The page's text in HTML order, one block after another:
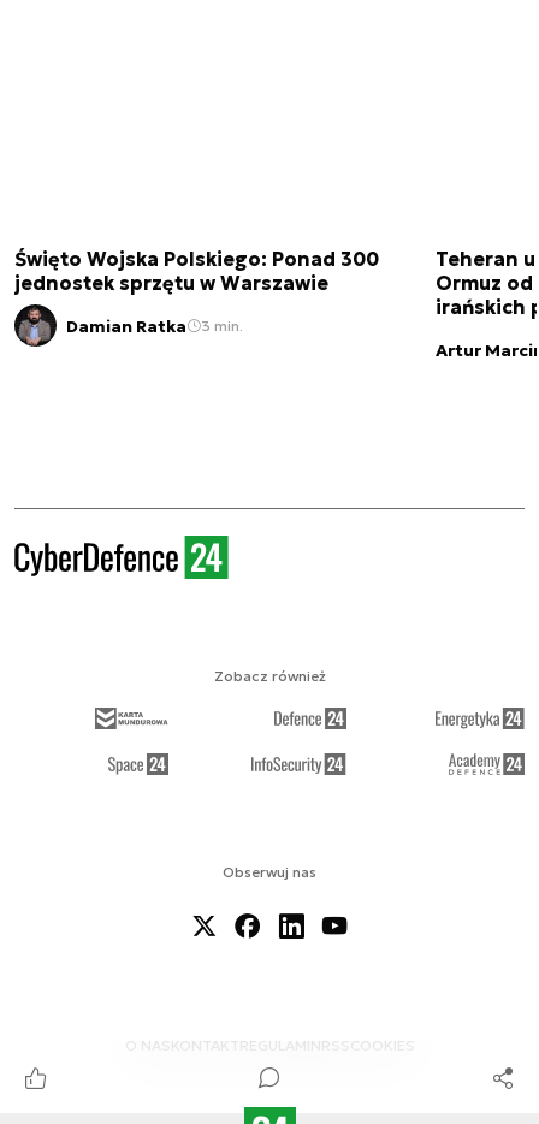
Święto Wojska Polskiego: Ponad 300
jednostek sprzętu w Warszawie
Damian Ratka 3 min.
Teheran
Ormuz
irańskich
Artur
Obserwuj nas
O NAS KONTAKTREGULAMINRSS COOKIES
Zobacz również